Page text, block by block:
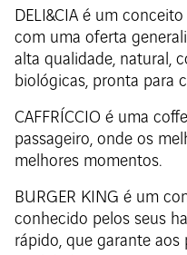
DELI&CIA é um
com uma oferta
alta qualidade, natural,
biológicas, pronta para
CAFFRÍCCIO é uma
passageiro, onde os
melhores momentos.
BURGER KING é um
conhecido pelos seus
rápido, que garante